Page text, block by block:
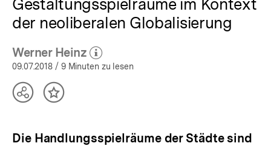
Gestaltungsspielräume im Kontext
der neoliberalen Globalisierung
Werner Heinz
(Mehr zum Autor)
öffnen
09.07.2018 / 9 Minuten zu lesen
TeilenInhalt
Die Handlungsspielräume der Städte sind